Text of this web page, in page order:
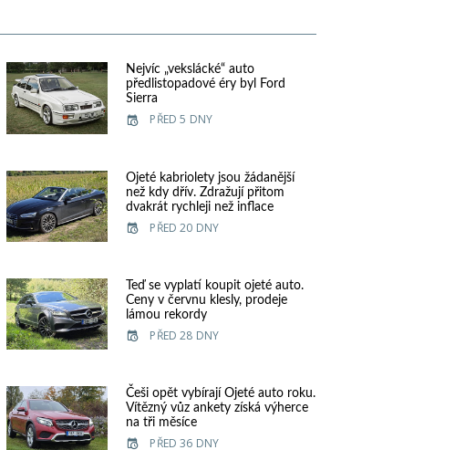
Nejvíc „vekslácké“ auto
předlistopadové éry byl Ford
Sierra
PŘED 5 DNY
Ojeté kabriolety jsou žádanější
než kdy dřív. Zdražují přitom
dvakrát rychleji než inflace
PŘED 20 DNY
Teď se vyplatí koupit ojeté auto.
Ceny v červnu klesly, prodeje
lámou rekordy
PŘED 28 DNY
Češi opět vybírají Ojeté auto roku.
Vítězný vůz ankety získá výherce
na tři měsíce
PŘED 36 DNY